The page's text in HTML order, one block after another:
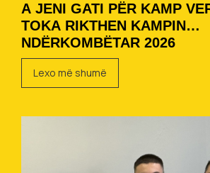
A JENI GATI PËR KAMP
TOKA RIKTHEN KAMPIN
NDËRKOMBËTAR 2026
Lexo më shumë